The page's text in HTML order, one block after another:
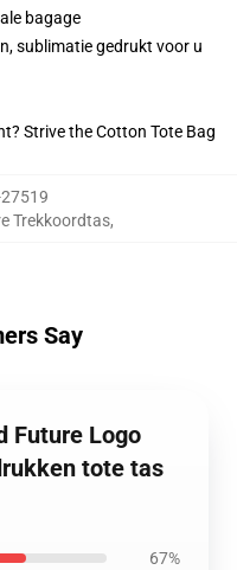
bagage
sublimatie gedrukt voor u
Strive the Cotton Tote Bag
27519
Trekkoordtas,
Say
Future Logo
tote tas
67%